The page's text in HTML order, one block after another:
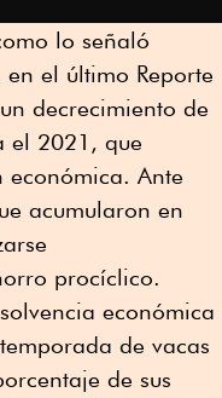
lo señaló
el último Reporte
decrecimiento de
el 2021, que
económica. Ante
acumularon en
procíclico.
económica
de vacas
de sus